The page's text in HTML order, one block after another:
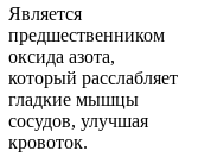
Является
предшественником
оксида азота,
который расслабляет
гладкие мышцы
сосудов, улучшая
кровоток.